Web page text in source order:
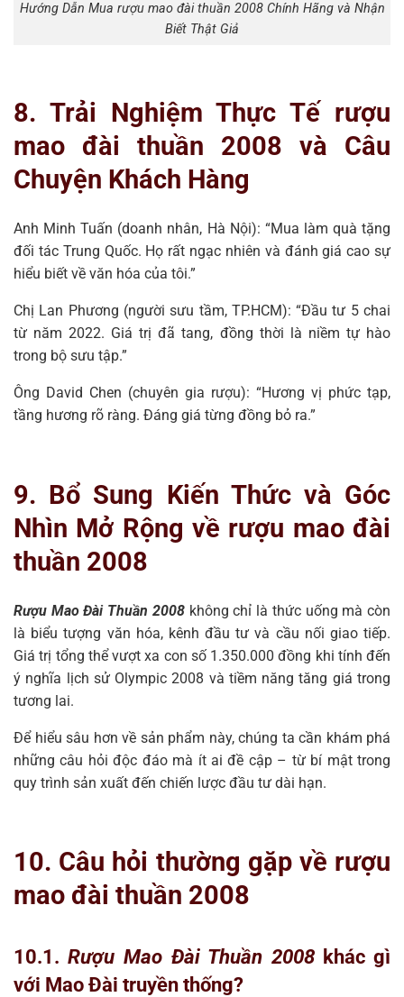
Hướng Dẫn Mua rượu mao đài thuần 2008 Chính Hãng và Nhận
Biết Thật Giả
8. Trải Nghiệm Thực Tế rượu
mao đài thuần 2008 và Câu
Chuyện Khách Hàng
Anh Minh Tuấn (doanh nhân, Hà Nội): “Mua làm quà tặng
đối tác Trung Quốc. Họ rất ngạc nhiên và đánh giá cao sự
hiểu biết về văn hóa của tôi.”
Chị Lan Phương (người sưu tầm, TP.HCM): “Đầu tư 5 chai
từ năm 2022. Giá trị đã tang, đồng thời là niềm tự hào
trong bộ sưu tập.”
Ông David Chen (chuyên gia rượu): “Hương vị phức tạp,
tầng hương rõ ràng. Đáng giá từng đồng bỏ ra.”
9. Bổ Sung Kiến Thức và Góc
Nhìn Mở Rộng về rượu mao đài
thuần 2008
Rượu Mao Đài Thuần 2008không chỉ là thức uống mà còn
là biểu tượng văn hóa, kênh đầu tư và cầu nối giao tiếp.
Giá trị tổng thể vượt xa con số 1.350.000 đồng khi tính đến
ý nghĩa lịch sử Olympic 2008 và tiềm năng tăng giá trong
tương lai.
Để hiểu sâu hơn về sản phẩm này, chúng ta cần khám phá
những câu hỏi độc đáo mà ít ai đề cập – từ bí mật trong
quy trình sản xuất đến chiến lược đầu tư dài hạn.
10. Câu hỏi thường gặp về rượu
mao đài thuần 2008
10.1. Rượu Mao Đài Thuần 2008 khác gì
với Mao Đài truyền thống?